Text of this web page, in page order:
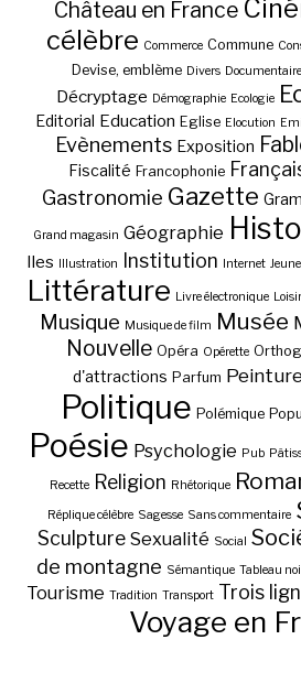
Château en France
célèbre Commerce Commune
Devise, emblème Divers Documentaire
Décryptage Démographie Ecologie
Editorial Education Eglise Elocution
Evènements Exposition
Fiscalité Francophonie
Gastronomie Gazette
Grand magasin Géographie
Iles Illustration Institution Internet
Littérature Livre électronique
Musique Musique de film Musée
Nouvelle Opéra Opérette
d'attractions Parfum
Politique Polémique
Poésie Psychologie Pub
Recette Religion Rhétorique
Réplique célèbre Sagesse Sans commentaire
Sculpture Sexualité Social
de montagne Sémantique Tableau
Tourisme Tradition Transport Trois
Voyage en